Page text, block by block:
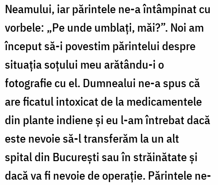
Neamului, iar părintele ne-a întâmpinat cu
vorbele: „Pe unde umblați, măi?”. Noi am
început să-i povestim părintelui despre
situația soțului meu arătându-i o
fotografie cu el. Dumnealui ne-a spus că
are ficatul intoxicat de la medicamentele
din plante indiene și eu l-am întrebat dacă
este nevoie să-l transferăm la un alt
spitaldin Bucureştisau în străinătate și
dacăva fi nevoie de operație. Părintele ne-